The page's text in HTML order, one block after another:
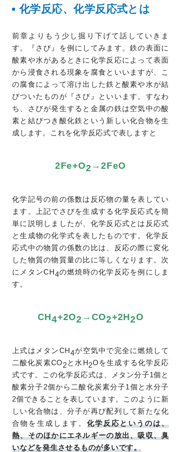
化学反応、化学反応式とは
前章よりもう少し掘り下げて話していきま
す。『さび』を例にしてみます。鉄の表面に
酸素や水があるときに化学反応によって表面
から浸食される現象を腐食といいますが、こ
の腐食によって溶け出した鉄と酸素や水が結
びついたものが『さび』といいます。すなわ
ち、さびが発生すると金属の鉄は空気中の酸
素と結びつき酸化鉄という新しい化合物を生
成します。これを化学反応式で表しますと
2Fe+O2→2FeO
化学記号の前の係数は反応物の量を表してい
ます。上記でさびを生成する化学反応式を簡
単に説明しましたが、化学反応式とは反応式
と生成物の化学式を表したものです。化学反
応式中の物質の係数の比は、反応の際に変化
した物質の物質量の比に等しくなります。次
にメタンCH4の燃焼時の化学反応を例にしま
す。
CH4+2O2 →CO2+2H2O
上式はメタンCH4が空気中で完全に燃焼して
二酸化炭素CO2と水H2Oを生成する化学反応
式です。この化学反応式は、メタン分子1個と
酸素分子2個から二酸化炭素分子1個と水分子
2個できることを表しています。このように新
しい化合物は、分子が再び配列して新たな化
合物を生成します。 化学反応というのは、
熱、そのほかにエネルギーの放出、吸収、臭
いなどを発生させるものが多いです。